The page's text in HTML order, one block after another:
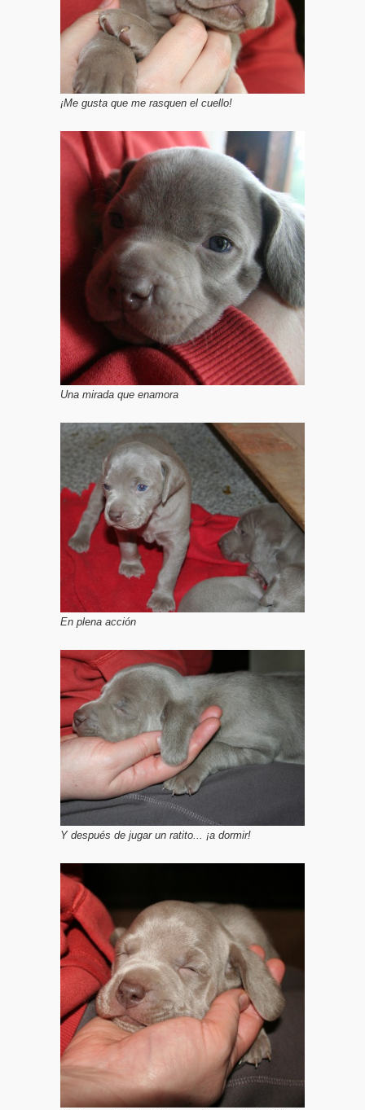
¡Me gusta que me rasquen el cuello!
Una mirada que enamora
En plena acción
Y después de jugar un ratito... ¡a dormir!